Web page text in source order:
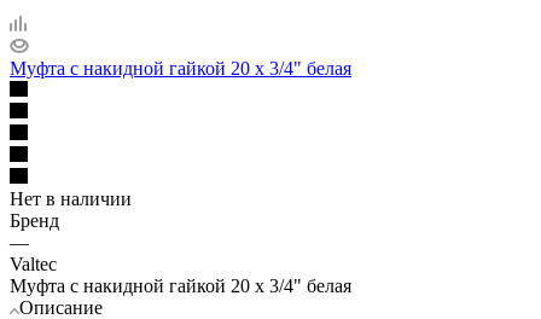
Муфта с накидной гайкой 20 х 3/4" белая
Нет в наличии
Бренд
—
Valtec
Муфта с накидной гайкой 20 х 3/4" белая
Описание